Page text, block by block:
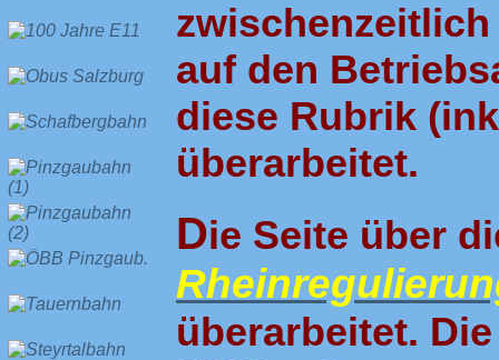
auf den
diese Rubrik
überarbeitet.
Die Seite über
überarbeitet.